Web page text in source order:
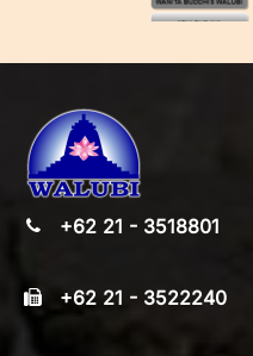
+62 21 - 3518801
+62 21 - 3522240